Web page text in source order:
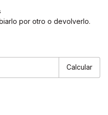
por otro o devolverlo.
Calcular